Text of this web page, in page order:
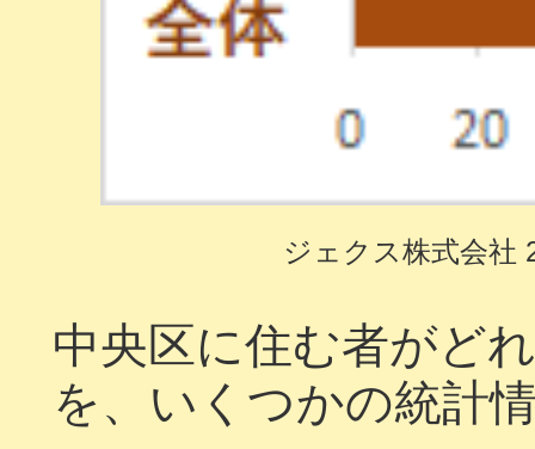
ジェクス株式会社
中央区に住む者がど
を、いくつかの統計